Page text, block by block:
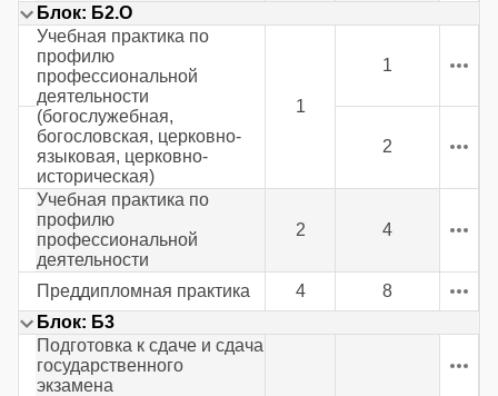
Блок: Б2.О
Учебная практика по
профилю
профессиональной
деятельности
(богослужебная,
богословская, церковно-
языковая, церковно-
историческая)
1
1
2
Учебная практика по
профилю
профессиональной
деятельности
2 4
Преддипломная практика 4
8
Блок: Б3
Подготовка к сдаче и сдача
государственного
экзамена